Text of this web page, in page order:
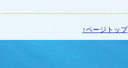
↑ページトップ